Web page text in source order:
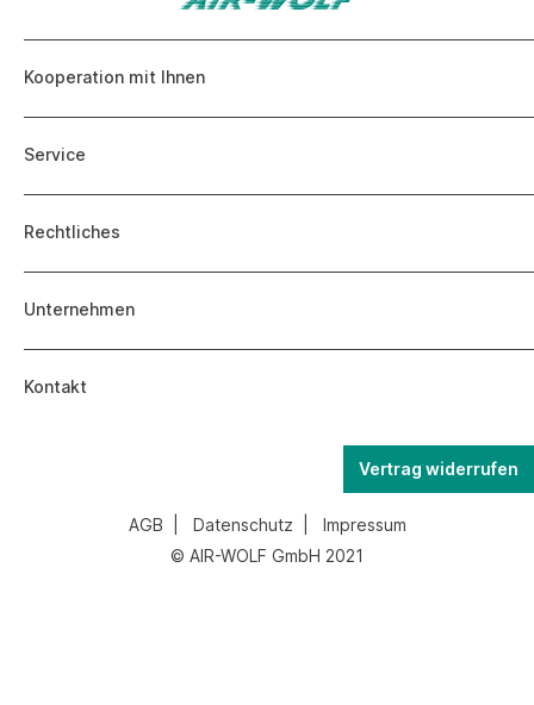
Kooperation mit Ihnen
Service
Rechtliches
Unternehmen
Kontakt
Vertrag widerrufen
AGB Datenschutz
Impressum
© AIR-WOLF GmbH 2021